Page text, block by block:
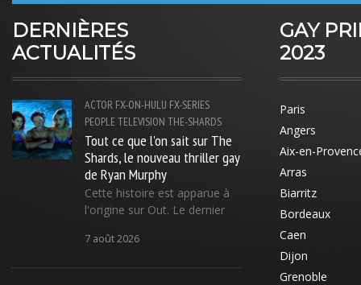
DERNIÈRES
ACTUALITÉS
ACTOR FX-ON-HULU FX-SERIES
PEOPLETELEVISION THE-SHARDS
Tout ce que l'on sait sur The
Shards, le nouveau thriller gay
de Ryan Murphy
Cette histoire est apparue à
l'origine sur Out. Le dernier
7 août 2026
GAY
2023
Paris
Angers
Aix-en-
Arras
Biarritz
Bordeaux
Caen
Dijon
Grenoble